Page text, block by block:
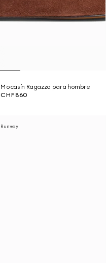
Mocasín Ragazzo para hombre
CHF 860
Runway